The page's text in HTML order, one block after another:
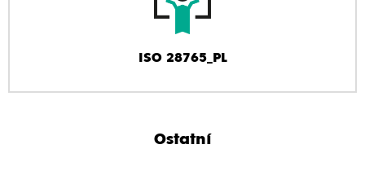
ISO 28765_PL
Ostatní